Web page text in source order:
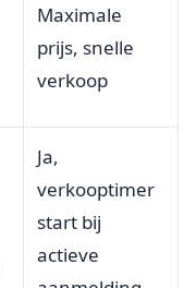
Maximale
prijs, snelle
verkoop
Ja,
verkooptimer
start bij
actieve